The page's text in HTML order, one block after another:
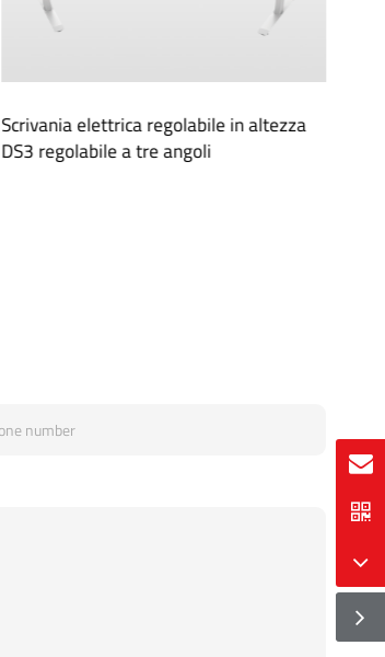
Scrivania elettrica regolabile in altezza
DS3 regolabile a tre angoli